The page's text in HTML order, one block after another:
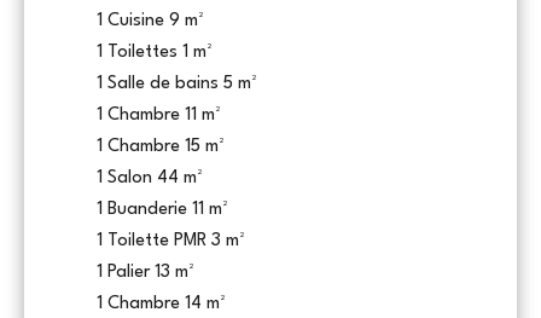
1 Cuisine 9 m²
1 Toilettes 1 m²
1 Salle de bains 5 m²
1 Chambre 11 m²
1 Chambre 15 m²
1 Salon 44 m²
1 Buanderie 11 m²
1 Toilette PMR 3 m²
1 Palier 13 m²
1 Chambre 14 m²